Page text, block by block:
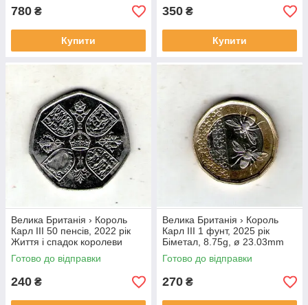
780 ₴
Купити
350 ₴
Купити
Велика Британія › Король
Карл III 50 пенсів, 2022 рік
Життя і спадок королеви
Єлизавети II №3967
Готово до відправки
240 ₴
Велика Британія › Король
Карл III 1 фунт, 2025 рік
Біметал, 8.75g, ø 23.03mm
№1948
Готово до відправки
270 ₴